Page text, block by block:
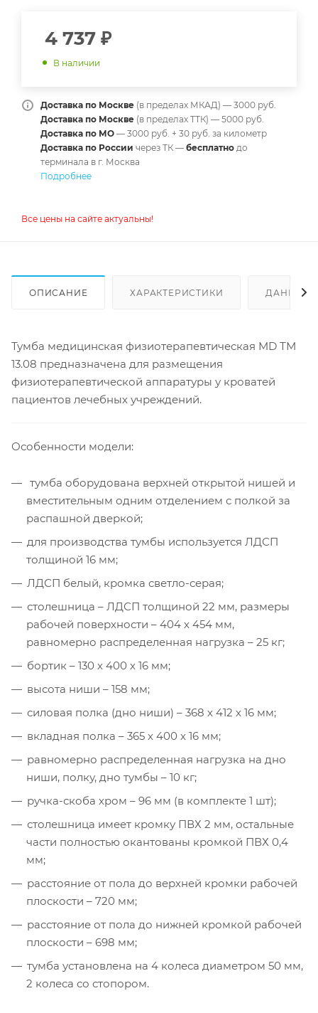
4 737 ₽
В наличии
Доставка по Москве (в пределах МКАД) — 3000 руб.
Доставка по Москве (в пределах ТТК) — 5000 руб.
Доставка по МО — 3000 руб. + 30 руб. за километр
Доставка по России через ТК — бесплатно до
терминала в г. Москва
Подробнее
Все цены на сайте актуальны!
ОПИСАНИЕ ХАРАКТЕРИСТИКИ ДАННЫЕ
Тумба медицинская физиотерапевтическая MD ТМ
13.08 предназначена для размещения
физиотерапевтической аппаратуры у кроватей
пациентов лечебных учреждений.
Особенности модели:
тумба оборудована верхней открытой нишей и
вместительным одним отделением с полкой за
распашной дверкой;
для производства тумбы используется ЛДСП
толщиной 16 мм;
ЛДСП белый, кромка светло-серая;
столешница – ЛДСП толщиной 22 мм, размеры
рабочей поверхности – 404 х 454 мм,
равномерно распределенная нагрузка – 25 кг;
бортик – 130 х 400 х 16 мм;
высота ниши – 158 мм;
силовая полка (дно ниши) – 368 х 412 х 16 мм;
вкладная полка – 365 х 400 х 16 мм;
равномерно распределенная нагрузка на дно
ниши, полку, дно тумбы – 10 кг;
ручка-скоба хром – 96 мм (в комплекте 1 шт);
столешница имеет кромку ПВХ 2 мм, остальные
части полностью окантованы кромкой ПВХ 0,4
мм;
расстояние от пола до верхней кромки рабочей
плоскости – 720 мм;
расстояние от пола до нижней кромкой рабочей
плоскости – 698 мм;
тумба установлена на 4 колеса диаметром 50 мм,
2 колеса со стопором.